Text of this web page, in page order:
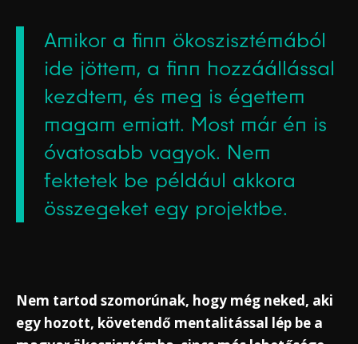
Amikor a finn ökoszisztémából
ide jöttem, a finn hozzáállással
kezdtem, és meg is égettem
magam emiatt. Most már én is
óvatosabb vagyok. Nem
fektetek be például akkora
összegeket egy projektbe.
Nem tartod szomorúnak, hogy még neked, aki
egy hozott, követendő mentalitással lép be a